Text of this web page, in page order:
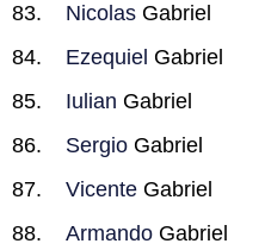
Nicolas Gabriel
Ezequiel Gabriel
Iulian Gabriel
Sergio Gabriel
Vicente Gabriel
Armando Gabriel